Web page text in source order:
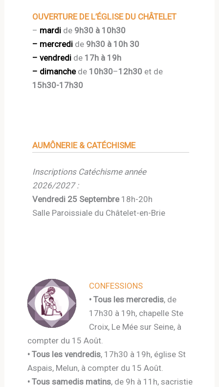
OUVERTURE DE L’ÉGLISE DU CHÂTELET
– mardi de 9h30 à 10h30
– mercredi de 9h30 à 10h 30
– vendredi de 17h à 19h
– dimanchede 10h30–12h30 et de
15h30-17h30
AUMÔNERIE & CATÉCHISME
Inscriptions Catéchisme année
2026/2027 :
Vendredi 25 Septembre18h-20h
Salle Paroissiale du Châtelet-en-Brie
CONFESSIONS
• Tous les mercredis, de
17h30 à 19h, chapelle Ste
Croix, Le Mée sur Seine, à
compter du 15 Août.
• Tous les vendredis, 17h30 à 19h, église St
Aspais, Melun, à compter du 15 Août.
• Tous samedis matins, de 9h à 11h, sacristie